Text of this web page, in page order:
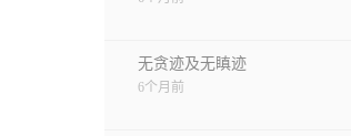
无贪迹及无瞋迹
6个月前